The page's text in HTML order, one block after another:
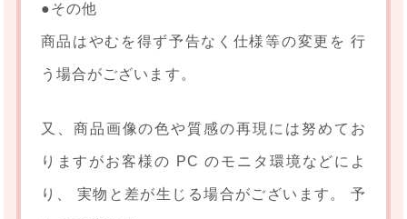
●その他
商品はやむを得ず予告なく仕様等の変更を 行
う場合がございます。
又、商品画像の色や質感の再現には努めてお
りますがお客様の PC のモニタ環境などによ
り、 実物と差が生じる場合がございます。 予